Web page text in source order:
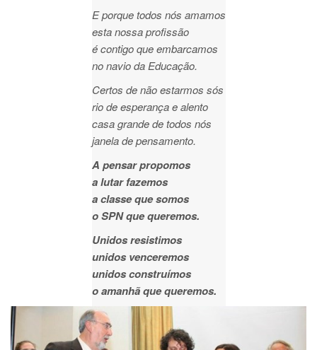
E porque todos nós amamos
esta nossa profissão
é contigo que embarcamos
no navio da Educação.
Certos de não estarmos sós
rio de esperança e alento
casa grande de todos nós
janela de pensamento.
A pensar propomos
a lutar fazemos
a classe que somos
o SPN que queremos.
Unidos resistimos
unidos venceremos
unidos construímos
o amanhã que queremos.